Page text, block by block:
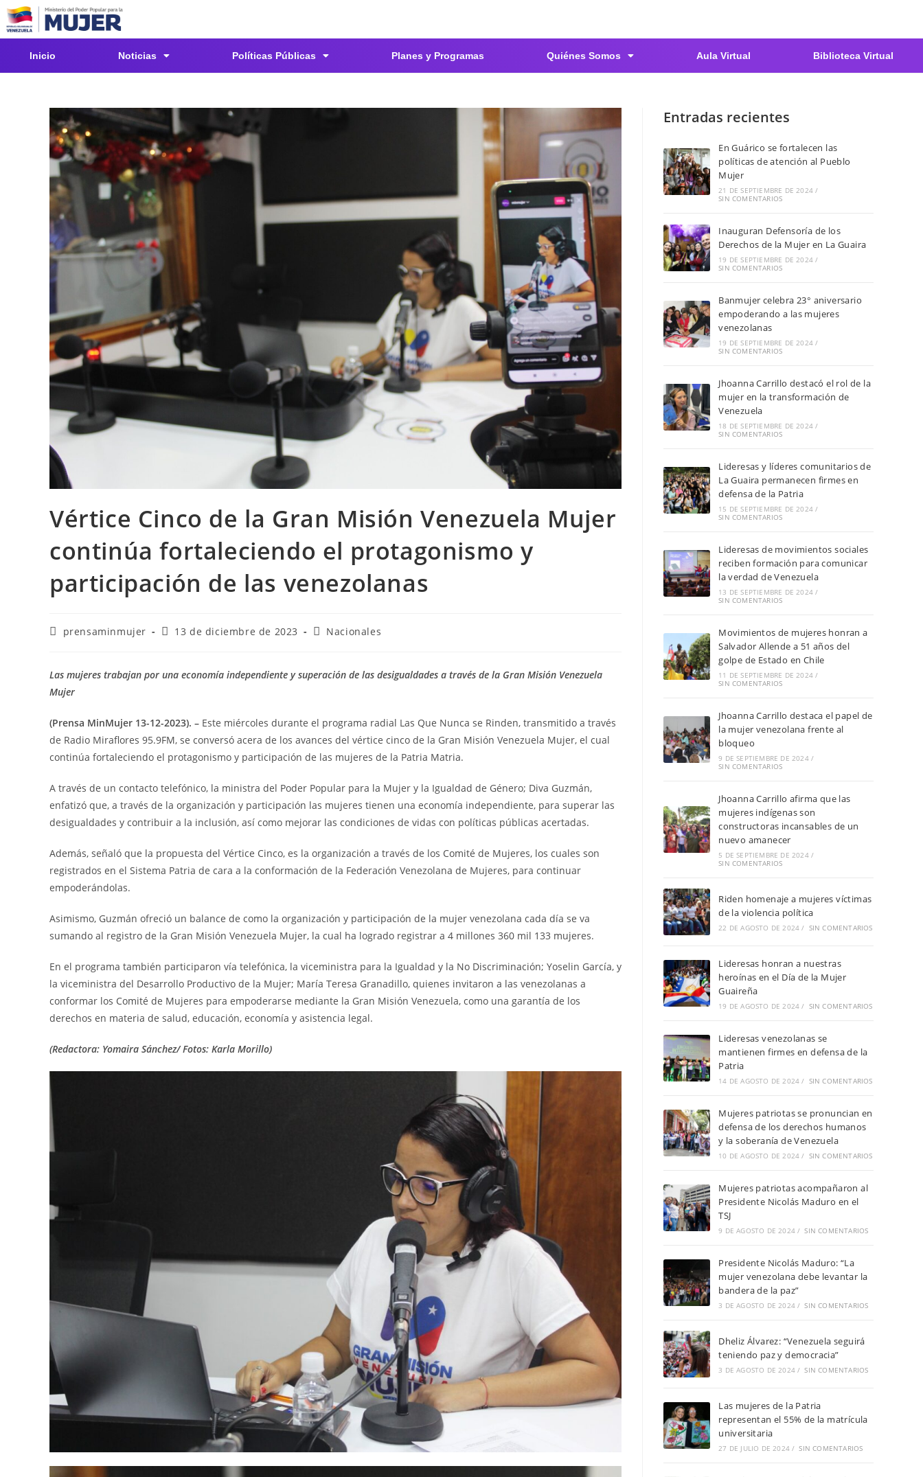
Inicio Noticias Políticas Públicas Planes y Programas Quiénes Somos Aula Virtual Biblioteca Virtual
Vértice Cinco de la Gran Misión Venezuela Mujer
continúa fortaleciendo el protagonismo y
participación de las venezolanas
prensaminmujer 13 de diciembre de 2023 Nacionales
Las mujeres trabajan por una economía independiente y superación de las desigualdades a través de la Gran Misión Venezuela
Mujer
(Prensa MinMujer 13-12-2023). – Este miércoles durante el programa radial Las Que Nunca se Rinden, transmitido a través
de Radio Miraflores 95.9FM, se conversó acera de los avances del vértice cinco de la Gran Misión Venezuela Mujer, el cual
continúa fortaleciendo el protagonismo y participación de las mujeres de la Patria Matria.
A través de un contacto telefónico, la ministra del Poder Popular para la Mujer y la Igualdad de Género; Diva Guzmán,
enfatizó que, a través de la organización y participación las mujeres tienen una economía independiente, para superar las
desigualdades y contribuir a la inclusión, así como mejorar las condiciones de vidas con políticas públicas acertadas.
Además, señaló que la propuesta del Vértice Cinco, es la organización a través de los Comité de Mujeres, los cuales son
registrados en el Sistema Patria de cara a la conformación de la Federación Venezolana de Mujeres, para continuar
empoderándolas.
Asimismo, Guzmán ofreció un balance de como la organización y participación de la mujer venezolana cada día se va
sumando al registro de la Gran Misión Venezuela Mujer, la cual ha logrado registrar a 4 millones 360 mil 133 mujeres.
En el programa también participaron vía telefónica, la viceministra para la Igualdad y la No Discriminación; Yoselin García, y
la viceministra del Desarrollo Productivo de la Mujer; María Teresa Granadillo, quienes invitaron a las venezolanas a
conformar los Comité de Mujeres para empoderarse mediante la Gran Misión Venezuela, como una garantía de los
derechos en materia de salud, educación, economía y asistencia legal.
(Redactora: Yomaira Sánchez/ Fotos: Karla Morillo)
Entradas recientes
En Guárico se fortalecen las
políticas de atención al Pueblo
Mujer
21 DE SEPTIEMBRE DE 2024 /
SIN COMENTARIOS
Inauguran Defensoría de los
Derechos de la Mujer en La Guaira
19 DE SEPTIEMBRE DE 2024 /
SIN COMENTARIOS
Banmujer celebra 23° aniversario
empoderando a las mujeres
venezolanas
19 DE SEPTIEMBRE DE 2024 /
SIN COMENTARIOS
Jhoanna Carrillo destacó el rol de la
mujer en la transformación de
Venezuela
18 DE SEPTIEMBRE DE 2024 /
SIN COMENTARIOS
Lideresas y líderes comunitarios de
La Guaira permanecen firmes en
defensa de la Patria
15 DE SEPTIEMBRE DE 2024 /
SIN COMENTARIOS
Lideresas de movimientos sociales
reciben formación para comunicar
la verdad de Venezuela
13 DE SEPTIEMBRE DE 2024 /
SIN COMENTARIOS
Movimientos de mujeres honran a
Salvador Allende a 51 años del
golpe de Estado en Chile
11 DE SEPTIEMBRE DE 2024 /
SIN COMENTARIOS
Jhoanna Carrillo destaca el papel de
la mujer venezolana frente al
bloqueo
9 DE SEPTIEMBRE DE 2024 /
SIN COMENTARIOS
Jhoanna Carrillo afirma que las
mujeres indígenas son
constructoras incansables de un
nuevo amanecer
5 DE SEPTIEMBRE DE 2024 /
SIN COMENTARIOS
Riden homenaje a mujeres víctimas
de la violencia política
22 DE AGOSTO DE 2024 / SIN COMENTARIOS
Lideresas honran a nuestras
heroínas en el Día de la Mujer
Guaireña
19 DE AGOSTO DE 2024 / SIN COMENTARIOS
Lideresas venezolanas se
mantienen firmes en defensa de la
Patria
14 DE AGOSTO DE 2024 / SIN COMENTARIOS
Mujeres patriotas se pronuncian en
defensa de los derechos humanos
y la soberanía de Venezuela
10 DE AGOSTO DE 2024 / SIN COMENTARIOS
Mujeres patriotas acompañaron al
Presidente Nicolás Maduro en el
TSJ
9 DE AGOSTO DE 2024 / SIN COMENTARIOS
Presidente Nicolás Maduro: “La
mujer venezolana debe levantar la
bandera de la paz”
3 DE AGOSTO DE 2024 / SIN COMENTARIOS
Dheliz Álvarez: “Venezuela seguirá
teniendo paz y democracia”
3 DE AGOSTO DE 2024 / SIN COMENTARIOS
Las mujeres de la Patria
representan el 55% de la matrícula
universitaria
27 DE JULIO DE 2024 / SIN COMENTARIOS